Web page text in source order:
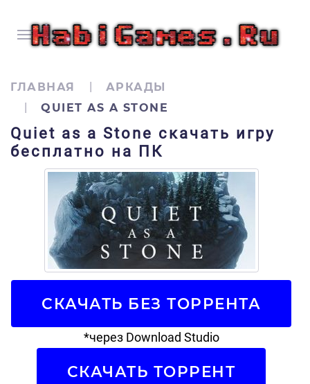
ГЛАВНАЯ
АРКАДЫ
QUIET AS A STONE
Quiet as a Stone скачать игру
бесплатно на ПК
СКАЧАТЬ БЕЗ ТОРРЕНТА
*через Download Studio
СКАЧАТЬ ТОРРЕНТ